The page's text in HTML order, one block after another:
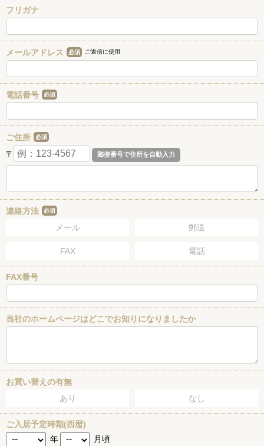
フリガナ
メールアドレス 必須 ご返信に使用
電話番号 必須
ご住所 必須
〒
連絡方法 必須
メール 郵送
FAX 電話
FAX番号
当社のホームページはどこでお知りになりましたか
お買い替えの有無
あり
なし
ご入居予定時期(西暦)
年
月頃